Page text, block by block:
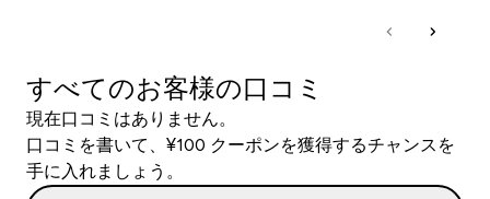
すべてのお客様の口コミ
現在口コミはありません。
口コミを書いて、¥100 クーポンを獲得するチャンスを
手に入れましょう。